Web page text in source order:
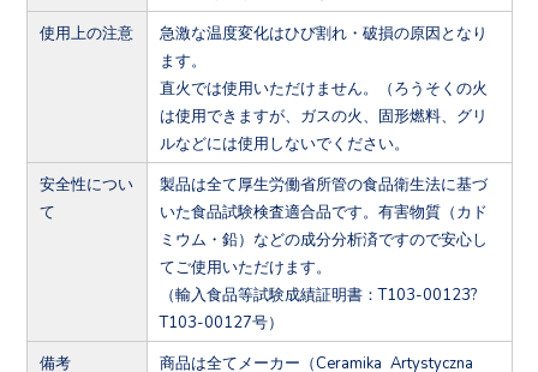
使用上の注意
急激な温度変化はひび割れ・破損の原因となり
ます。
直火では使用いただけません。（ろうそくの火
は使用できますが、ガスの火、固形燃料、グリ
ルなどには使用しないでください。
安全性につい
て
製品は全て厚生労働省所管の食品衛生法に基づ
いた食品試験検査適合品です。有害物質（カド
ミウム・鉛）などの成分分析済ですので安心し
てご使用いただけます。
（輸入食品等試験成績証明書：T103-00123?
T103-00127号）
備考
商品は全てメーカー（Ceramika Artystyczna